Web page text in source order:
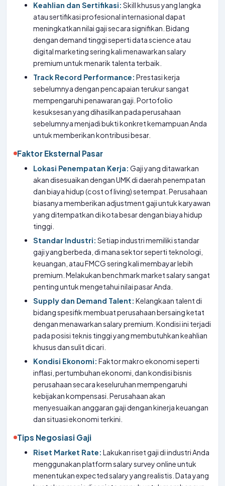
Keahlian dan Sertifikasi: Skill khusus yang langka
atau sertifikasi profesional internasional dapat
meningkatkan nilai gaji secara signifikan. Bidang
dengan demand tinggi seperti data science atau
digital marketing sering kali menawarkan salary
premium untuk menarik talenta terbaik.
Track Record Performance: Prestasi kerja
sebelumnya dengan pencapaian terukur sangat
mempengaruhi penawaran gaji. Portofolio
kesuksesan yang dihasilkan pada perusahaan
sebelumnya menjadi bukti konkret kemampuan Anda
untuk memberikan kontribusi besar.
Faktor Eksternal Pasar
Lokasi Penempatan Kerja: Gaji yang ditawarkan
akan disesuaikan dengan UMK di daerah penempatan
dan biaya hidup (cost of living) setempat. Perusahaan
biasanya memberikan adjustment gaji untuk karyawan
yang ditempatkan di kota besar dengan biaya hidup
tinggi.
Standar Industri: Setiap industri memiliki standar
gaji yang berbeda, di mana sektor seperti teknologi,
keuangan, atau FMCG sering kali membayar lebih
premium. Melakukan benchmark market salary sangat
penting untuk mengetahui nilai pasar Anda.
Supply dan Demand Talent: Kelangkaan talent di
bidang spesifik membuat perusahaan bersaing ketat
dengan menawarkan salary premium. Kondisi ini terjadi
pada posisi teknis tinggi yang membutuhkan keahlian
khusus dan sulit dicari.
Kondisi Ekonomi: Faktor makro ekonomi seperti
inflasi, pertumbuhan ekonomi, dan kondisi bisnis
perusahaan secara keseluruhan mempengaruhi
kebijakan kompensasi. Perusahaan akan
menyesuaikan anggaran gaji dengan kinerja keuangan
dan situasi ekonomi terkini.
Tips Negosiasi Gaji
Riset Market Rate: Lakukan riset gaji di industri Anda
menggunakan platform salary survey online untuk
menentukan expected salary yang realistis. Data yang